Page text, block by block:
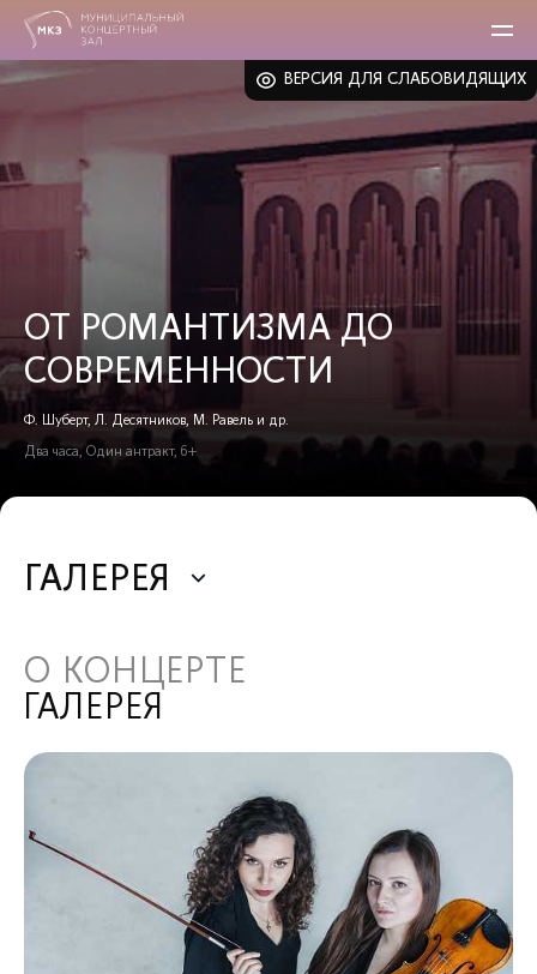
ВЕРСИЯ ДЛЯ СЛАБОВИДЯЩИХ
ОТ РОМАНТИЗМА ДО
СОВРЕМЕННОСТИ
Ф. Шуберт, Л. Десятников, М. Равель и др.
Два часа, Один антракт, 6+
ГАЛЕРЕЯ
О КОНЦЕРТЕ
ГАЛЕРЕЯ